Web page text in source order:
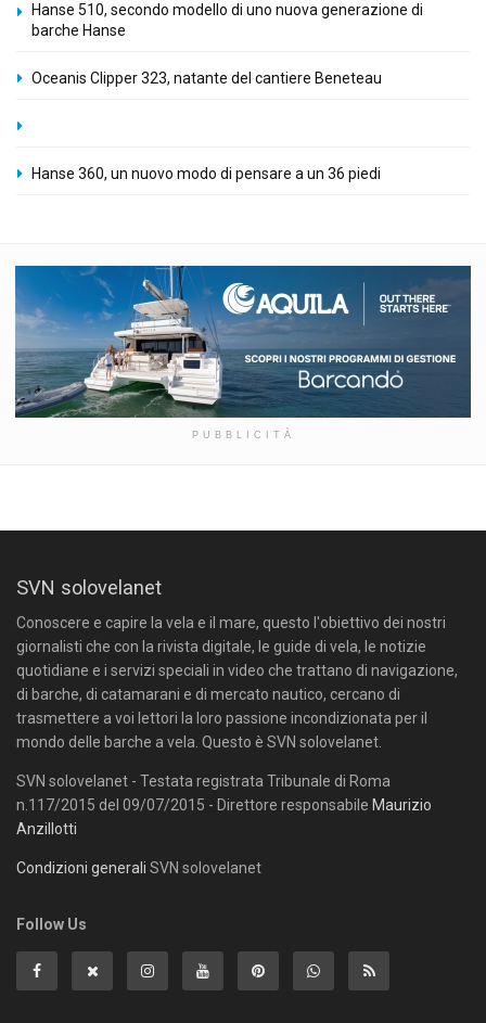
Hanse 510, secondo modello di uno nuova generazione di
barche Hanse
Oceanis Clipper 323, natante del cantiere Beneteau
Hanse 360, un nuovo modo di pensare a un 36 piedi
PUBBLICITÀ
SVN solovelanet
Conoscere e capire la vela e il mare, questo l'obiettivo dei nostri
giornalisti che con la rivista digitale, le guide di vela, le notizie
quotidiane e i servizi speciali in video che trattano di navigazione,
di barche, di catamarani e di mercato nautico, cercano di
trasmettere a voi lettori la loro passione incondizionata per il
mondo delle barche a vela. Questo è SVN solovelanet.
SVN solovelanet - Testata registrata Tribunale di Roma
n.117/2015 del 09/07/2015 - Direttore responsabile Maurizio
Anzillotti
Condizioni generali SVN solovelanet
Follow Us